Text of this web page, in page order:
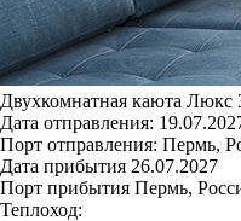
Двухкомнатная каюта Люкс
Дата отправления:
Порт отправления: Пермь,
Дата прибытия 26.07.2027
Порт прибытия Пермь,
Теплоход: